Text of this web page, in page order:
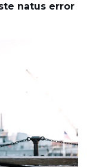
natus error